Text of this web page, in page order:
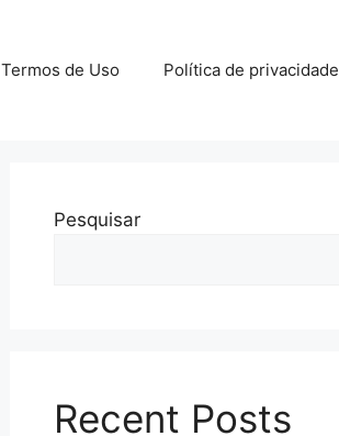
Termos de Uso Política de privacidade
Pesquisar
Recent Posts